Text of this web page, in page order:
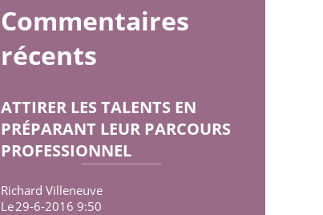
Commentaires
récents
ATTIRER LES TALENTS EN
PRÉPARANT LEUR PARCOURS
PROFESSIONNEL
Richard Villeneuve
Le29-6-2016 9:50